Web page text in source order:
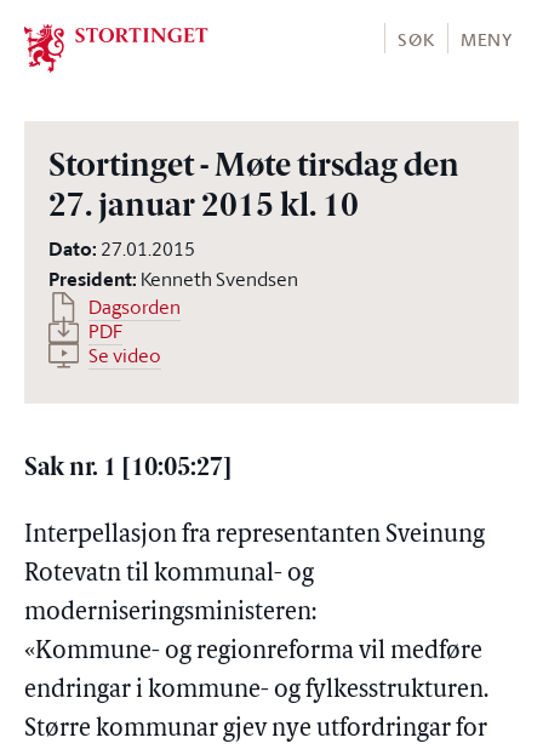
Stortinget.no
SØK MENY
Stortinget - Møte tirsdag den
27. januar 2015 kl. 10
Dato: 27.01.2015
President: Kenneth Svendsen
Dagsorden
PDF
Se video
Sak nr. 1 [10:05:27]
Interpellasjon fra representanten Sveinung
Rotevatn til kommunal- og
moderniseringsministeren:
«Kommune- og regionreforma vil medføre
endringar i kommune- og fylkesstrukturen.
Større kommunar gjev nye utfordringar for